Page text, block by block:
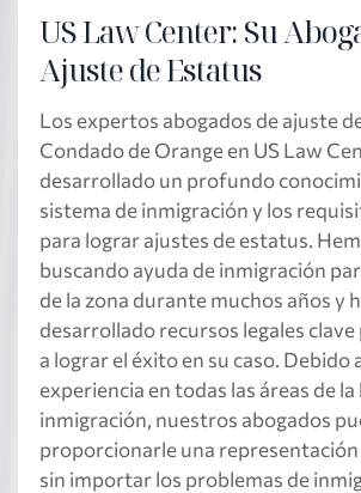
US Law Center: Su
Ajuste de Estatus
Los expertos abogados de ajuste
Condado de Orange en US Law
desarrollado un profundo
sistema de inmigración y los
para lograr ajustes de estatus.
buscando ayuda de inmigración
de la zona durante muchos años y
desarrollado recursos legales
a lograr el éxito en su caso. Debido
experiencia en todas las áreas de la
inmigración, nuestros abogados
proporcionarle una representación
sin importar los problemas de